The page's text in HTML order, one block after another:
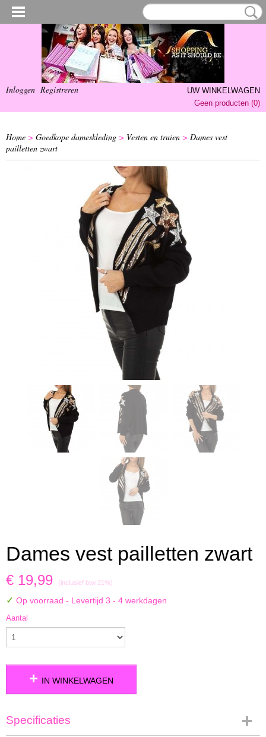
Inloggen Registreren
UW WINKELWAGEN
Geen producten (0)
Home > Goedkope dameskleding > Vesten en truien > Dames vest
pailletten zwart
Dames vest pailletten zwart
€ 19,99 (inclusief btw 21%)
✓ Op voorraad - Levertijd 3 - 4 werkdagen
Aantal
IN WINKELWAGEN
Specificaties